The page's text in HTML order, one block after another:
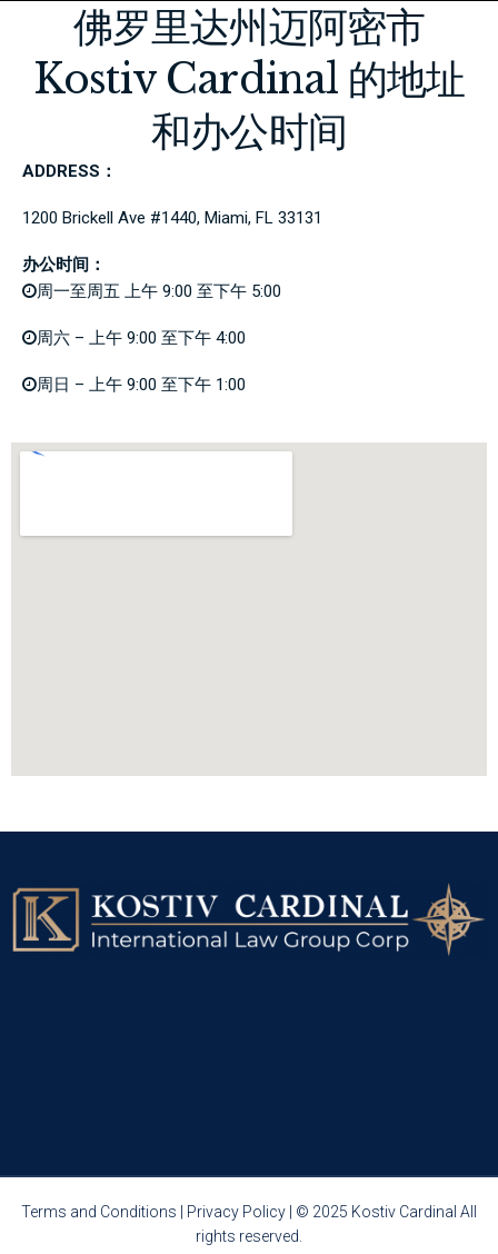
佛罗里达州迈阿密市
Kostiv Cardinal 的地址
和办公时间
ADDRESS：
1200 Brickell Ave #1440, Miami, FL 33131
办公时间：
周一至周五 上午 9:00 至下午 5:00
周六 – 上午 9:00 至下午 4:00
周日 – 上午 9:00 至下午 1:00
Terms and Conditions Privacy Policy
| © 2025 Kostiv Cardinal All
rights reserved.